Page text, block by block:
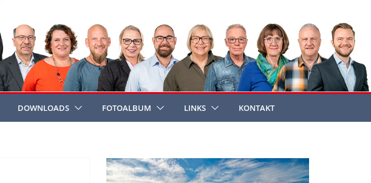
DOWNLOADS FOTOALBUM LINKS KONTAKT